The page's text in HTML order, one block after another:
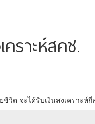
ราะห์สคช.
วิต จะได้รับเงินสงเคราะห์